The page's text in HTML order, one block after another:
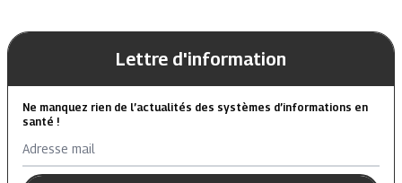
Lettre d'information
Ne manquez rien de l’actualités des systèmes d’informations en
santé !
Adresse mail